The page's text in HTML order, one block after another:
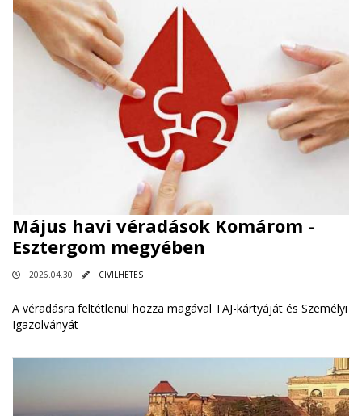
Május havi véradások Komárom -
Esztergom megyében
2026.04.30 CIVILHETES
A véradásra feltétlenül hozza magával TAJ-kártyáját és Személyi
Igazolványát